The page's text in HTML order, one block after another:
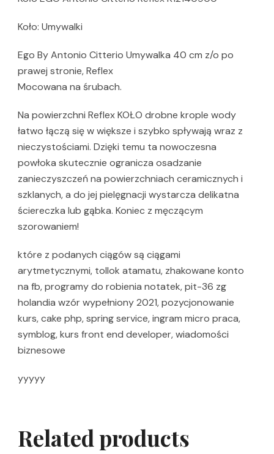
Koło: Umywalki
Ego By Antonio Citterio Umywalka 40 cm z/o po
prawej stronie, Reflex
Mocowana na śrubach.
Na powierzchni Reflex KOŁO drobne krople wody
łatwo łączą się w większe i szybko spływają wraz z
nieczystościami. Dzięki temu ta nowoczesna
powłoka skutecznie ogranicza osadzanie
zanieczyszczeń na powierzchniach ceramicznych i
szklanych, a do jej pielęgnacji wystarcza delikatna
ściereczka lub gąbka. Koniec z męczącym
szorowaniem!
które z podanych ciągów są ciągami
arytmetycznymi, tollok atamatu, zhakowane konto
na fb, programy do robienia notatek, pit-36 zg
holandia wzór wypełniony 2021, pozycjonowanie
kurs, cake php, spring service, ingram micro praca,
symblog, kurs front end developer, wiadomości
biznesowe
yyyyy
Related products